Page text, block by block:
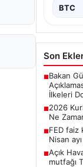
BTC
Son
■Bakan
İlkeleri
■2026
Ne
■FED faiz
Nisan
■Açık
mutfağı